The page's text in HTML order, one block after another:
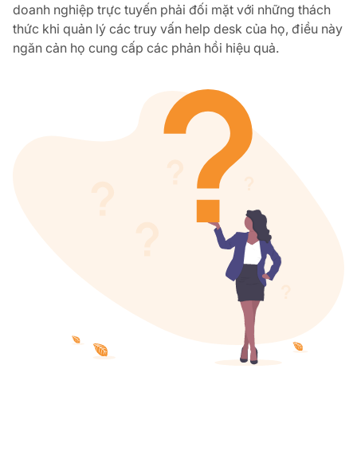
doanh nghiệp trực tuyến phải đối mặt với những thách
thức khi quản lý các truy vấn help desk của họ, điều này
ngăn cản họ cung cấp các phản hồi hiệu quả.